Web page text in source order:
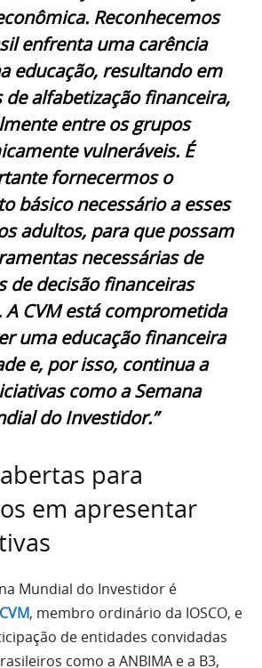
Reconhecemos
enfrenta uma carência
educação, resultando em
de alfabetização financeira,
entre os grupos
vulneráveis. É
fornecermos o
básico necessário a esses
adultos, para que possam
necessárias de
de decisão financeiras
A CVM está comprometida
uma educação financeira
e, por isso, continua a
como a Semana
do Investidor.”
para
em apresentar
Mundial do Investidor é
CVM, membro ordinário da IOSCO, e
de entidades convidadas
como a ANBIMA e a B3,